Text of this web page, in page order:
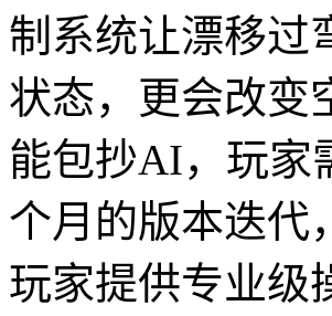
制系统让漂移过
状态，更会改变
能包抄AI，玩家
个月的版本迭代
玩家提供专业级